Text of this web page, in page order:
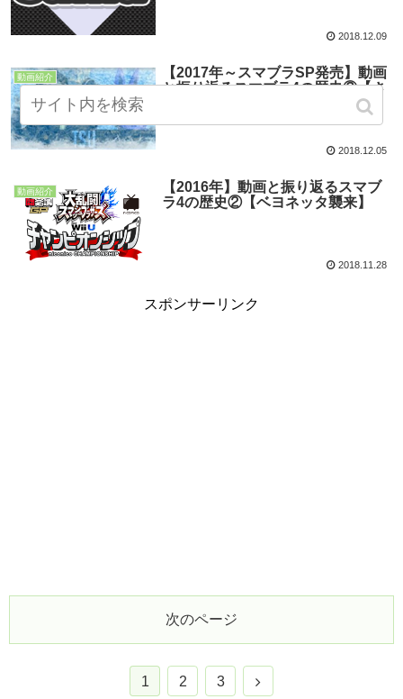
2018.12.09
動画紹介
【2017年～スマブラSP発売】動画
と振り返るスマブラ4の歴史③【さ
2018.12.05
動画紹介
【2016年】動画と振り返るスマブ
ラ4の歴史②【ベヨネッタ襲来】
2018.11.28
スポンサーリンク
次のページ
1 2 3